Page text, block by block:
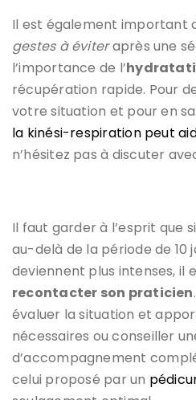
Il est également important
gestes à éviteraprès une
l’importance de l’
récupération rapide. Pour
votre situation et pour en
la kinési-respiration peut
n’hésitez pas à discuter
Il faut garder à l’esprit que
au-delà de la période de 10
deviennent plus intenses, il
recontacter son praticien
évaluer la situation et
nécessaires ou conseiller
d’accompagnement
celui proposé par un